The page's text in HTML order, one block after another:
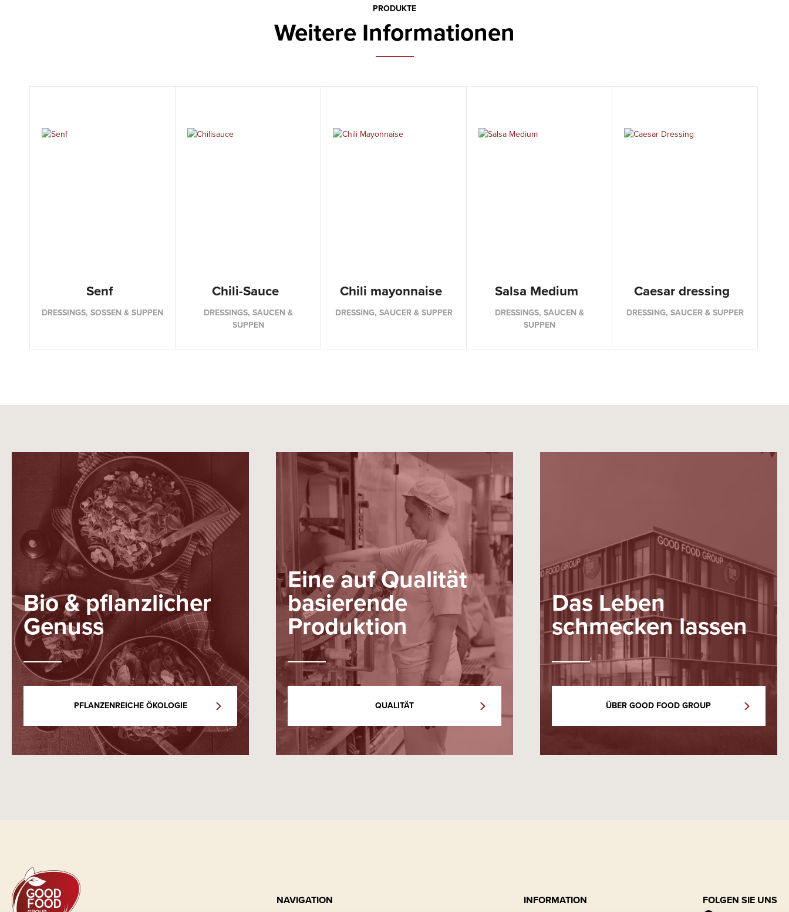
PRODUKTE
Weitere Informationen
Senf
DRESSINGS, SOSSEN & SUPPEN
Chili-Sauce
DRESSINGS, SAUCEN &
SUPPEN
Chili mayonnaise
DRESSING, SAUCER & SUPPER
Salsa Medium
DRESSINGS, SAUCEN &
SUPPEN
Caesar dressing
DRESSING, SAUCER & SUPPER
Bio & pflanzlicher
Genuss
PFLANZENREICHE ÖKOLOGIE
Eine auf Qualität
basierende
Produktion
QUALITÄT
Das Leben
schmecken lassen
ÜBER GOOD FOOD GROUP
NAVIGATION INFORMATION FOLGEN SIE UNS